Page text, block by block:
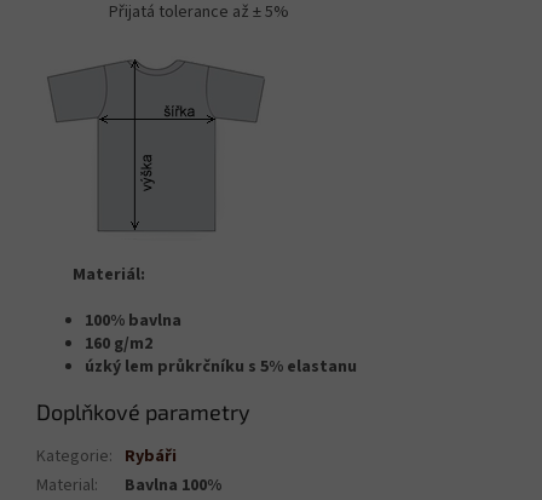
Přijatá tolerance až ± 5%
Materiál:
100% bavlna
160 g/m2
úzký lem průkrčníku s 5% elastanu
Doplňkové parametry
Kategorie: Rybáři
Material: Bavlna 100%